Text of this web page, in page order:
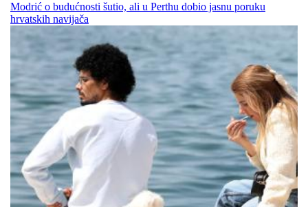
Modrić o budućnosti šutio, ali u Perthu dobio jasnu poruku
hrvatskih navijača